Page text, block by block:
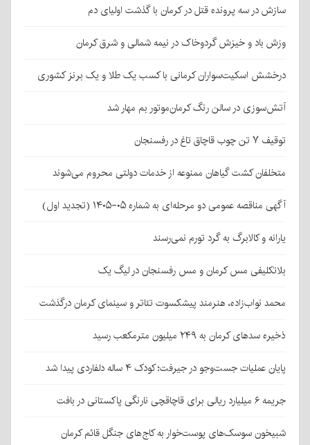
سازش در سه پرونده قتل در کرمان با گذشت اولیای دم
وزش باد و خیزش گردوخاک در نیمه شمالی و شرق کرمان
درخشش اسکیت‌سواران کرمانی با کسب یک طلا و یک برنز کشوری
آتش‌سوزی در سالن رنگ کرمان‌موتور بم مهار شد
توقیف ۷ تن چوب قاچاق تاغ در رفسنجان
متخلفان کشت گیاهان ممنوعه از خدمات دولتی محروم می‌شوند
آگهی مناقصه عمومی دو مرحله‌ای به شماره ۰۵-۱۴۰۵ (تجدید اول)
یارانه و کالابرگ به گرد تورم نمی‌رسند
بلاتکلیفی مس کرمان و مس رفسنجان در لیگ یک
محمد نواب‌زاده، هنرمند پیشکسوت تئاتر و سینمای کرمان درگذشت
ذخیره سدهای کرمان به ۲۴۹ میلیون مترمکعب رسید
پایان عملیات جست‌وجو در جیرفت؛ کودک ۴ ساله دلفاردی پیدا شد
جریمه ۶ میلیارد ریالی برای قاچاقچی نارنگی پاکستانی در بافت
شبیخون سوسک‌های پوست‌خوار به کاج‌های جنگل قائم کرمان